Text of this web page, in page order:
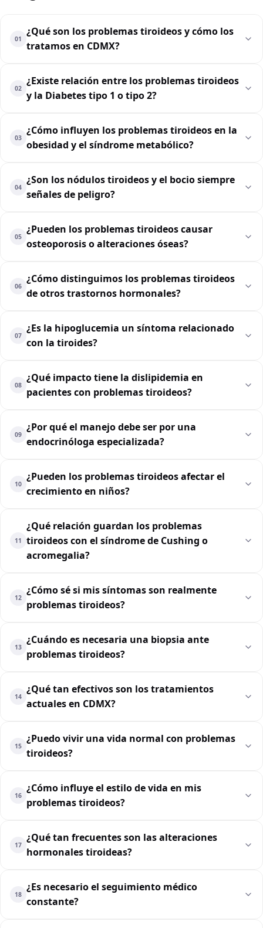
01
¿Qué son los problemas tiroideos y cómo los
tratamos en CDMX?
02
¿Existe relación entre los problemas tiroideos
y la Diabetes tipo 1 o tipo 2?
03
¿Cómo influyen los problemas tiroideos en la
obesidad y el síndrome metabólico?
04
¿Son los nódulos tiroideos y el bocio siempre
señales de peligro?
05
¿Pueden los problemas tiroideos causar
osteoporosis o alteraciones óseas?
06
¿Cómo distinguimos los problemas tiroideos
de otros trastornos hormonales?
07
¿Es la hipoglucemia un síntoma relacionado
con la tiroides?
08
¿Qué impacto tiene la dislipidemia en
pacientes con problemas tiroideos?
09
¿Por qué el manejo debe ser por una
endocrinóloga especializada?
10
¿Pueden los problemas tiroideos afectar el
crecimiento en niños?
11
¿Qué relación guardan los problemas
tiroideos con el síndrome de Cushing o
acromegalia?
12
¿Cómo sé si mis síntomas son realmente
problemas tiroideos?
13
¿Cuándo es necesaria una biopsia ante
problemas tiroideos?
14
¿Qué tan efectivos son los tratamientos
actuales en CDMX?
15
¿Puedo vivir una vida normal con problemas
tiroideos?
16
¿Cómo influye el estilo de vida en mis
problemas tiroideos?
17
¿Qué tan frecuentes son las alteraciones
hormonales tiroideas?
18
¿Es necesario el seguimiento médico
constante?